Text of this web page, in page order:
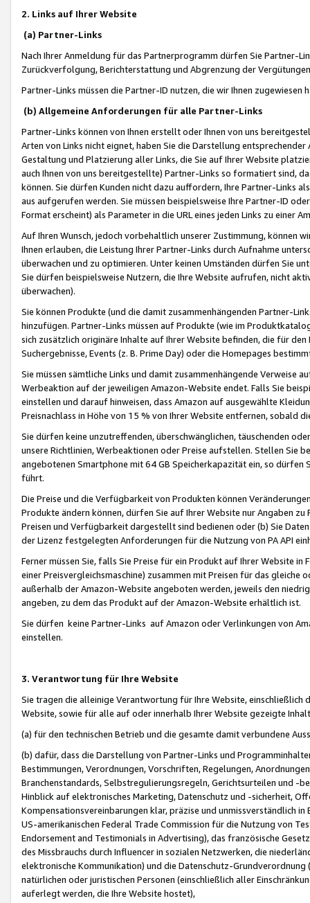
2. Links auf Ihrer Website
(a) Partner-Links
Nach Ihrer Anmeldung für das Partnerprogramm dürfen Sie Partner-
Zurückverfolgung, Berichterstattung und Abgrenzung der
Partner-Links müssen die Partner-ID nutzen, die wir Ihnen zugewiesen
(b) Allgemeine Anforderungen für alle Partner-Links
Partner-Links können von Ihnen erstellt oder Ihnen von uns
Arten von Links nicht eignet, haben Sie die Darstellung
Gestaltung und Platzierung aller Links, die Sie auf Ihrer Website
auch Ihnen von uns bereitgestellte) Partner-Links so formatiert sind,
können. Sie dürfen Kunden nicht dazu auffordern, Ihre Partner-Links
aus aufgerufen werden. Sie müssen beispielsweise Ihre Partner-ID
Format erscheint) als Parameter in die URL eines jeden Links zu einer
Auf Ihren Wunsch, jedoch vorbehaltlich unserer Zustimmung, können
Ihnen erlauben, die Leistung Ihrer Partner-Links durch Aufnahme
überwachen und zu optimieren. Unter keinen Umständen dürfen Sie
Sie dürfen beispielsweise Nutzern, die Ihre Website aufrufen, nicht
überwachen).
Sie können Produkte (und die damit zusammenhängenden Partner-
hinzufügen. Partner-Links müssen auf Produkte (wie im
sich zusätzlich originäre Inhalte auf Ihrer Website befinden, die für
Suchergebnisse, Events (z. B. Prime Day) oder die Homepages
Sie müssen sämtliche Links und damit zusammenhängende
Werbeaktion auf der jeweiligen Amazon-Website endet. Falls Sie
einstellen und darauf hinweisen, dass Amazon auf ausgewählte
Preisnachlass in Höhe von 15 % von Ihrer Website entfernen, sobald
Sie dürfen keine unzutreffenden, überschwänglichen, täuschenden
unsere Richtlinien, Werbeaktionen oder Preise aufstellen. Stellen Sie
angebotenen Smartphone mit 64 GB Speicherkapazität ein, so dürfen
führt.
Die Preise und die Verfügbarkeit von Produkten können
Produkte ändern können, dürfen Sie auf Ihrer Website nur Angaben
Preisen und Verfügbarkeit dargestellt sind bedienen oder (b) Sie
der Lizenz festgelegten Anforderungen für die Nutzung von PA API
Ferner müssen Sie, falls Sie Preise für ein Produkt auf Ihrer Website
einer Preisvergleichsmaschine) zusammen mit Preisen für das
außerhalb der Amazon-Website angeboten werden, jeweils den
angeben, zu dem das Produkt auf der Amazon-Website erhältlich ist.
Sie dürfen keine Partner-Links auf Amazon oder Verlinkungen von
einstellen.
3. Verantwortung für Ihre Website
Sie tragen die alleinige Verantwortung für Ihre Website,
Website, sowie für alle auf oder innerhalb Ihrer Website gezeigte
(a) für den technischen Betrieb und die gesamte damit verbundene
(b) dafür, dass die Darstellung von Partner-Links und
Bestimmungen, Verordnungen, Vorschriften, Regelungen,
Branchenstandards, Selbstregulierungsregeln, Gerichtsurteilen und -
Hinblick auf elektronisches Marketing, Datenschutz und -sicherheit,
Kompensationsvereinbarungen klar, präzise und unmissverständlich
US-amerikanischen Federal Trade Commission für die Nutzung von
Endorsement and Testimonials in Advertising), das französische
des Missbrauchs durch Influencer in sozialen Netzwerken, die
elektronische Kommunikation) und die Datenschutz-
natürlichen oder juristischen Personen (einschließlich aller
auferlegt werden, die Ihre Website hostet),